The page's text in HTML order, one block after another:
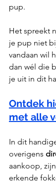
pup.
Het spreekt
je pup niet
vandaan wil
dan wél die
je uit in dit
Ontdek
met alle
In dit
overigens
aankoop,
erkende